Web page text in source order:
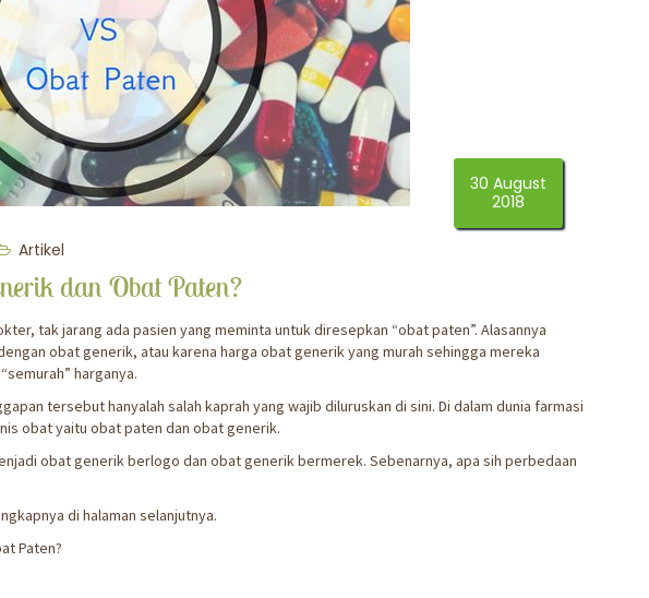
30 August
2018
Artikel
dan Obat Paten?
tak jarang ada pasien yang meminta untuk diresepkan “obat paten”. Alasannya
obat generik, atau karena harga obat generik yang murah sehingga mereka
harganya.
tersebut hanyalah salah kaprah yang wajib diluruskan di sini. Di dalam dunia farmasi
obat yaitu obat paten dan obat generik.
obat generik berlogo dan obat generik bermerek. Sebenarnya, apa sih perbedaan
di halaman selanjutnya.
Paten?